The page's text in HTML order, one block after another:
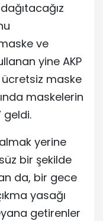
ve
yine AKP
ücretsiz maske
maskelerin
geldi.
yerine
bir şekilde
da, bir gece
yasağı
getirenler